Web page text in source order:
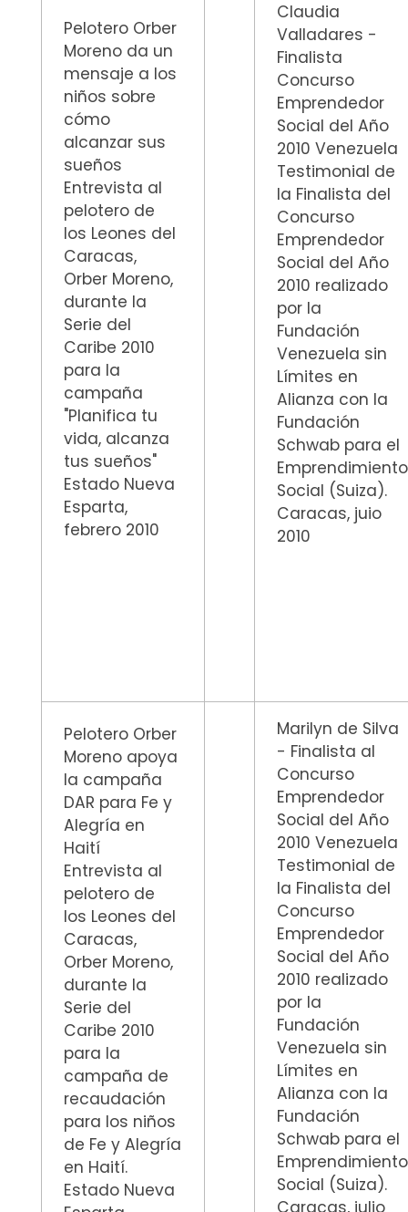
Pelotero Orber
Moreno da un
mensaje a los
niños sobre
cómo
alcanzar sus
sueños
Entrevista al
pelotero de
los Leones del
Caracas,
Orber Moreno,
durante la
Serie del
Caribe 2010
para la
campaña
"Planifica tu
vida, alcanza
tus sueños"
Estado Nueva
Esparta,
febrero 2010
Claudia
Valladares -
Finalista
Concurso
Emprendedor
Social del Año
2010 Venezuela
Testimonial de
la Finalista del
Concurso
Emprendedor
Social del Año
2010 realizado
por la
Fundación
Venezuela sin
Límites en
Alianza con la
Fundación
Schwab para el
Emprendimiento
Social (Suiza).
Caracas, juio
2010
Pelotero Orber
Moreno apoya
la campaña
DAR para Fe y
Alegría en
Haití
Entrevista al
pelotero de
los Leones del
Caracas,
Orber Moreno,
durante la
Serie del
Caribe 2010
para la
campaña de
recaudación
para los niños
de Fe y Alegría
en Haití.
Estado Nueva
Marilyn de Silva
- Finalista al
Concurso
Emprendedor
Social del Año
2010 Venezuela
Testimonial de
la Finalista del
Concurso
Emprendedor
Social del Año
2010 realizado
por la
Fundación
Venezuela sin
Límites en
Alianza con la
Fundación
Schwab para el
Emprendimiento
Social (Suiza).
Caracas, julio